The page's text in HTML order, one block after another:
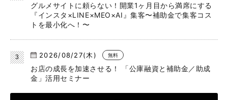
グルメサイトに頼らない！開業1ヶ月目から満席にする
『インスタ×LINE×MEO×AI』集客〜補助金で集客コス
トを最小化へ！〜
2026/08/27(木) 無料
お店の成長を加速させる！ 「公庫融資と補助金／助成
金」活用セミナー